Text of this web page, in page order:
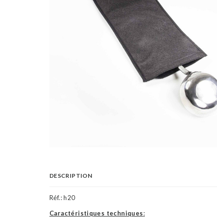
DESCRIPTION
Réf.:h20
Caractéristiques techniques: